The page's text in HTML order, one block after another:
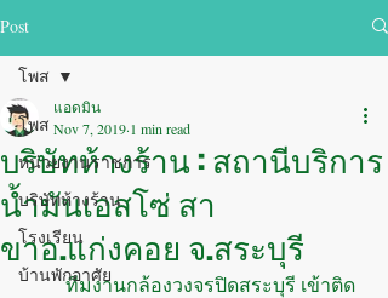
Post
โพส
หน่วยงานราชการ
บริษัทห้างร้าน
โรงเรียน
บ้านพักอาศัย
โพส
บริษัทห้างร้าน : สถานีบริการ
น้ำมันเอสโซ่ สา
ขาอ.แก่งคอย จ.สระบุรี
แอดมิน
Nov 7, 2019 1 min read
         ทีมงานกล้องวงจรปิดสระบุรี เข้าติด